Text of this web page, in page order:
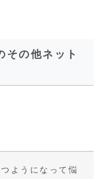
その他ネット
ようになって悩